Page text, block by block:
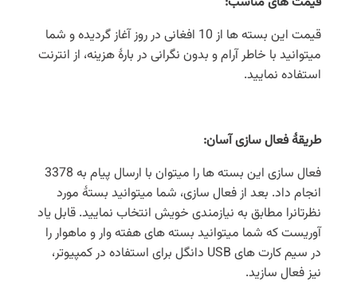
قیمت این بسته ها از 10 افغانی در روز آغاز گردیده و شما
میتوانید با خاطر آرام و بدون نگرانی در بارۀ هزینه، از انترنت
استفاده نمایید.
طریقۀ فعال سازی آسان:
فعال سازی این بسته ها را میتوان با ارسال پیام به 3378
انجام داد. بعد از فعال سازی، شما میتوانید بستۀ مورد
نظرتانرا مطابق به نیازمندی خویش انتخاب نمایید. قابل یاد
آوریست که شما میتوانید بسته های هفته وار و ماهوار را
در سیم کارت های USB دانگل برای استفاده در کمپیوتر،
نیز فعال سازید.